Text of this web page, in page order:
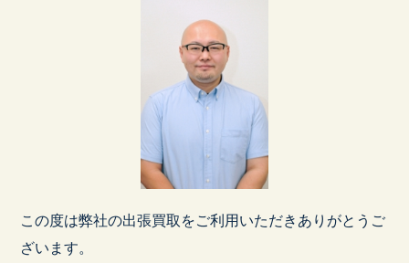
この度は弊社の出張買取をご利用いただきありがとうご
ざいます。